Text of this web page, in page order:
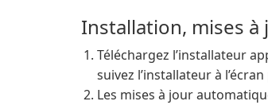
Installation, mises
Téléchargez l’installateur
suivez l’installateur à
Les mises à jour